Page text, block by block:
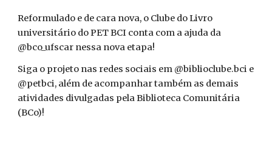
Reformulado e de cara nova, o Clube do Livro
universitário do PET BCI conta com a ajuda da
@bco_ufscar nessa nova etapa!
Siga o projeto nas redes sociais em @biblioclube.bci e
@petbci, além de acompanhar também as demais
atividades divulgadas pela Biblioteca Comunitária
(BCo)!